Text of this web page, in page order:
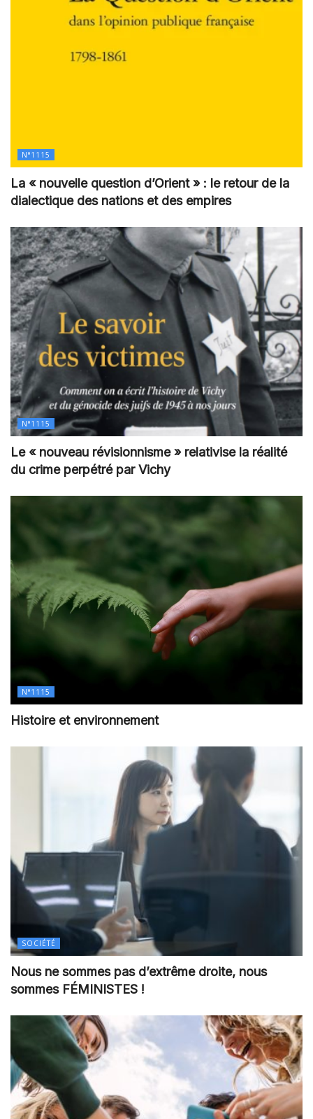
N°1115
La « nouvelle question d’Orient » : le retour de la
dialectique des nations et des empires
N°1115
Le « nouveau révisionnisme » relativise la réalité
du crime perpétré par Vichy
N°1115
Histoire et environnement
SOCIÉTÉ
Nous ne sommes pas d’extrême droite, nous
sommes FÉMINISTES !